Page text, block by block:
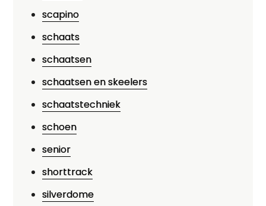
scapino
schaats
schaatsen
schaatsen en skeelers
schaatstechniek
schoen
senior
shorttrack
silverdome